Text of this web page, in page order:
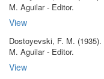
M. Aguilar - Editor.
View
Dostoyevski, F. M. (1935).
M. Aguilar - Editor.
View